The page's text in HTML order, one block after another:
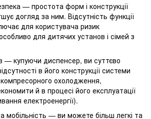
— простота форм і конструкції
догляд за ним. Відсутність функції
для користувача ризик
для дитячих установ і сімей з
— купуючи диспенсер, ви суттєво
в його конструкції системи
компресорного охолодження,
й в процесі його експлуатації
електроенергії).
мобільність — ви можете більш легкі та